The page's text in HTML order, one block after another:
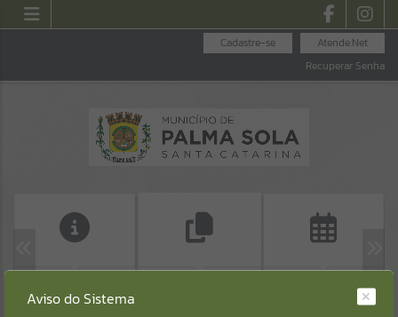
Atende.Net
Cadastre-se
Recuperar Senha
INFORMAÇÃO
EVENTOS - 2026
Aviso do Sistema
Erro